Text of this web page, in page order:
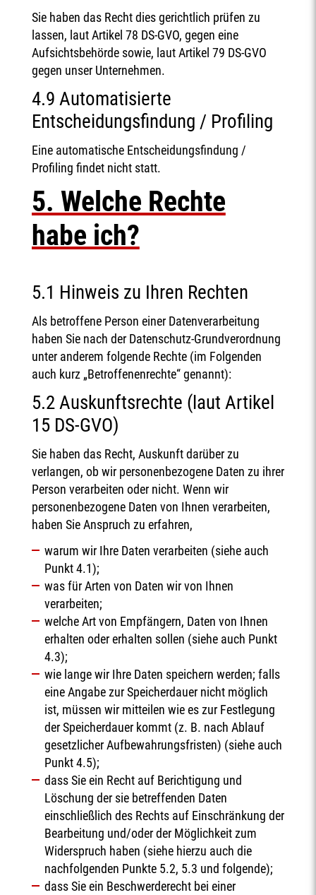
Sie haben das Recht dies gerichtlich prüfen zu
lassen, laut Artikel 78 DS-GVO, gegen eine
Aufsichtsbehörde sowie, laut Artikel 79 DS-GVO
gegen unser Unternehmen.
4.9 Automatisierte
Entscheidungsfindung / Profiling
Eine automatische Entscheidungsfindung /
Profiling findet nicht statt.
5. Welche Rechte
habe ich?
5.1 Hinweis zu Ihren Rechten
Als betroffene Person einer Datenverarbeitung
haben Sie nach der Datenschutz-Grundverordnung
unter anderem folgende Rechte (im Folgenden
auch kurz „Betroffenenrechte“ genannt):
5.2 Auskunftsrechte (laut Artikel
15 DS-GVO)
Sie haben das Recht, Auskunft darüber zu
verlangen, ob wir personenbezogene Daten zu ihrer
Person verarbeiten oder nicht. Wenn wir
personenbezogene Daten von Ihnen verarbeiten,
haben Sie Anspruch zu erfahren,
warum wir Ihre Daten verarbeiten (siehe auch
Punkt 4.1);
was für Arten von Daten wir von Ihnen
verarbeiten;
welche Art von Empfängern, Daten von Ihnen
erhalten oder erhalten sollen (siehe auch Punkt
4.3);
wie lange wir Ihre Daten speichern werden; falls
eine Angabe zur Speicherdauer nicht möglich
ist, müssen wir mitteilen wie es zur Festlegung
der Speicherdauer kommt (z. B. nach Ablauf
gesetzlicher Aufbewahrungsfristen) (siehe auch
Punkt 4.5);
dass Sie ein Recht auf Berichtigung und
Löschung der sie betreffenden Daten
einschließlich des Rechts auf Einschränkung der
Bearbeitung und/oder der Möglichkeit zum
Widerspruch haben (siehe hierzu auch die
nachfolgenden Punkte 5.2, 5.3 und folgende);
dass Sie ein Beschwerderecht bei einer